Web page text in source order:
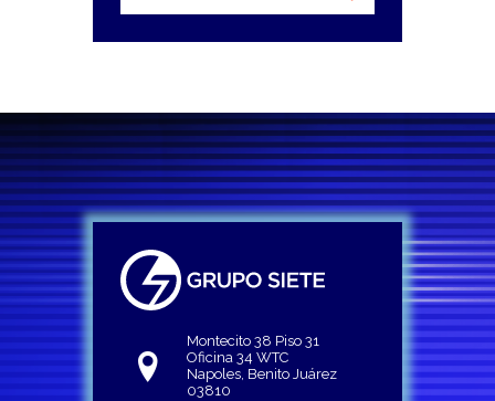
Montecito 38 Piso 31
Oficina 34 WTC
Napoles, Benito Juárez
03810